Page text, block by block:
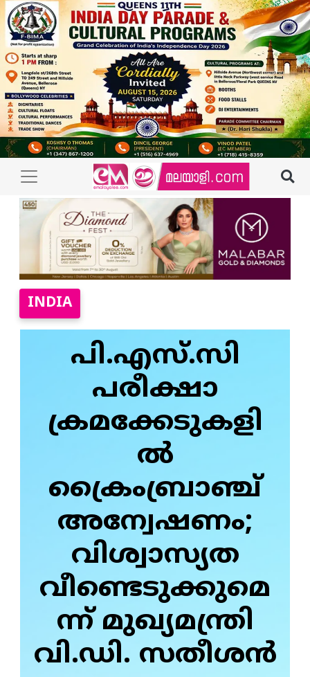
INDIA
പി.എസ്.സി
പരീക്ഷാ
ക്രമക്കേടുകളി
ൽ
ക്രൈംബ്രാഞ്ച്
അന്വേഷണം;
വിശ്വാസ്യത
വീണ്ടെടുക്കുമെ
ന്ന് മുഖ്യമന്ത്രി
വി.ഡി. സതീശൻ